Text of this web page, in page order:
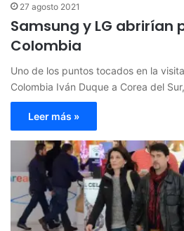
27 agosto 2021
Samsung y LG abrirían
Colombia
Uno de los puntos tocados en la
Colombia Iván Duque a Corea del
Leer más »